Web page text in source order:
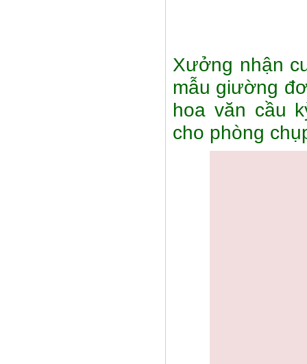
Xưởng nhận
mẫu giường
hoa văn cầu
cho phòng